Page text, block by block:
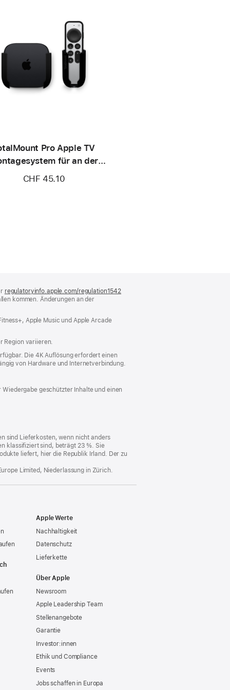
Pro Apple TV
für an der
montierte Fernseher
CHF 45.10
regulatoryinfo.apple.com/regulation1542
kommen. Änderungen an der
Apple Music und Apple Arcade
Region variieren.
Die 4K Auflösung erfordert einen
von Hardware und Internetverbindung.
geschützter Inhalte und einen
sind Lieferkosten, wenn nicht anders
klassifiziert sind, beträgt 23 %. Sie
liefert, hier die Republik Irland. Der zu
Limited, Niederlassung in Zürich.
Apple Werte
Nachhaltigkeit
Datenschutz
Lieferkette
Über Apple
Newsroom
Apple Leadership Team
Stellenangebote
Garantie
Investor:innen
Ethik und Compliance
Events
Jobs schaffen in Europa